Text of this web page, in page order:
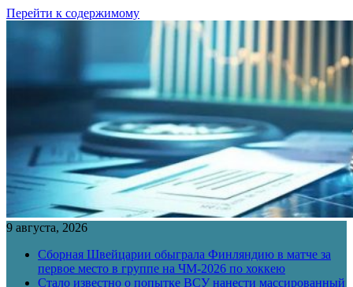
Перейти к содержимому
9 августа, 2026
Сборная Швейцарии обыграла Финляндию в матче за
первое место в группе на ЧМ-2026 по хоккею
Стало известно о попытке ВСУ нанести массированный